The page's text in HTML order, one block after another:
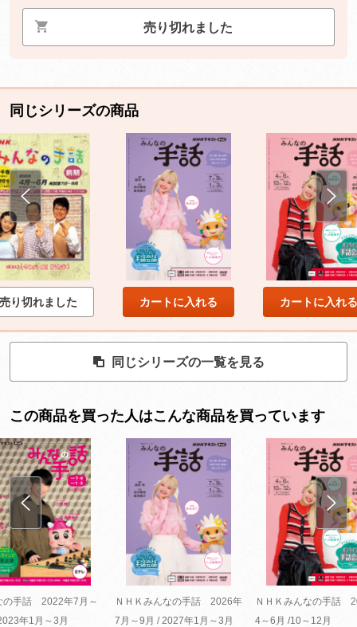
売り切れました
同じシリーズの商品
売り切れました カートに入れる カートに入れる
同じシリーズの一覧を見る
この商品を買った人はこんな商品を買っています
の手話 2022年7月～
年1月～3月
ＮＨＫみんなの手話 2026年
7月～9月 / 2027年1月～3月
ＮＨＫみんなの手話
4～6月 /10～12月